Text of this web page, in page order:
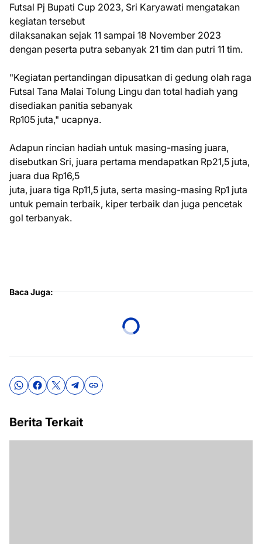
Futsal Pj Bupati Cup 2023, Sri Karyawati mengatakan
kegiatan tersebut
dilaksanakan sejak 11 sampai 18 November 2023
dengan peserta putra sebanyak 21 tim dan putri 11 tim.
"Kegiatan pertandingan dipusatkan di gedung olah raga
Futsal Tana Malai Tolung Lingu dan total hadiah yang
disediakan panitia sebanyak
Rp105 juta," ucapnya.
Adapun rincian hadiah untuk masing-masing juara,
disebutkan Sri, juara pertama mendapatkan Rp21,5 juta,
juara dua Rp16,5
juta, juara tiga Rp11,5 juta, serta masing-masing Rp1 juta
untuk pemain terbaik, kiper terbaik dan juga pencetak
gol terbanyak.
Baca Juga:
Berita Terkait